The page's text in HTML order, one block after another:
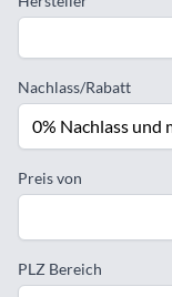
Nachlass/Rabatt
Preis von
PLZ Bereich